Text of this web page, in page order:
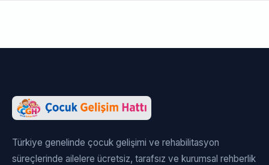
Türkiye genelinde çocuk gelişimi ve rehabilitasyon
süreçlerinde ailelere ücretsiz, tarafsız ve kurumsal rehberlik